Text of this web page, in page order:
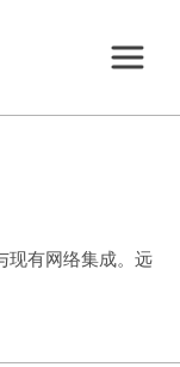
现有网络集成。远